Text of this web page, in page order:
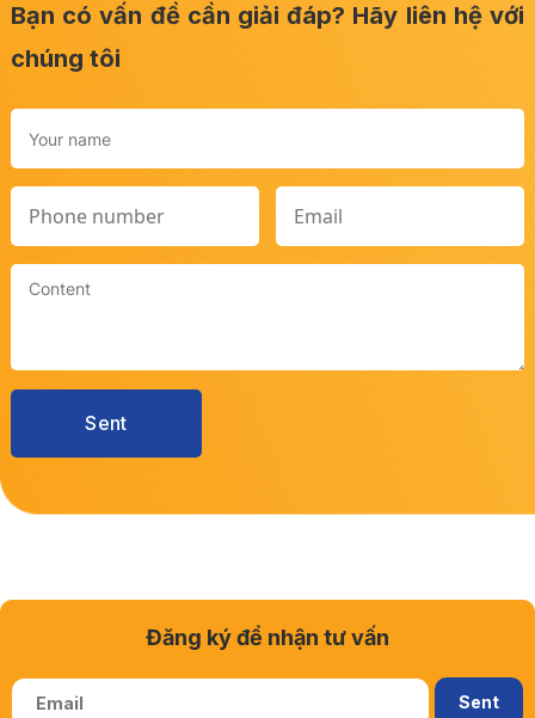
Bạn có vấn đề cần giải đáp? Hãy liên hệ với
chúng tôi
Đăng ký để nhận tư vấn